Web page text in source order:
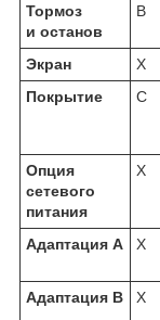
Тормоз
и останов
B
Экран
X
Покрытие
C
Опция
сетевого
питания
X
Адаптация А X
Адаптация В
X